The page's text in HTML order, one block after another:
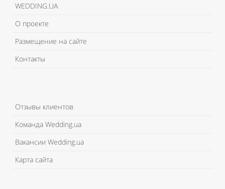
WEDDING.UA
О проекте
Размещение на сайте
Контакты
Отзывы клиентов
Команда Wedding.ua
Вакансии Wedding.ua
Карта сайта